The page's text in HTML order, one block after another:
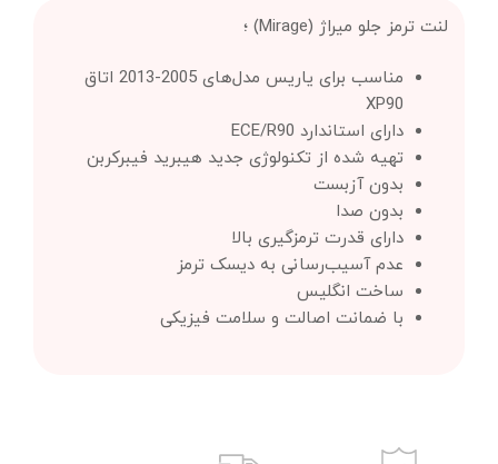
لنت ترمز جلو میراژ (Mirage) ؛
مناسب برای یاریس مدل‌های 2005-2013 اتاق
XP90
دارای استاندارد ECE/R90
تهیه شده از تکنولوژی جدید هیبرید فیبرکربن
بدون آزبست
بدون صدا
دارای قدرت ترمزگیری بالا
عدم آسیب‌رسانی به دیسک ترمز
ساخت انگلیس
با ضمانت اصالت و سلامت فیزیکی